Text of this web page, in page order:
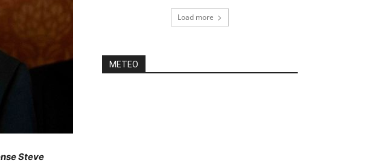
Steve
Load more
METEO